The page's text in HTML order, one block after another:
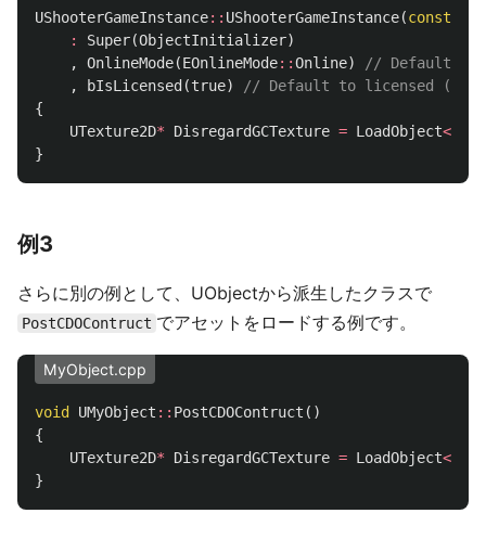
UShooterGameInstance:: UShooterGameInstance(const
:
Super(ObjectInitializer)
,
OnlineMode(EOnlineMode::Online)
// Default to
,
bIsLicensed (true)
// Default to licensed
{
UTexture2D* DisregardGCTexture = LoadObject<
}
例3
さらに別の例として、UObjectから派生したクラスで
PostCDOContruct でアセットをロードする例です。
MyObject.cpp
void UMyObject :: PostCDOContruct ()
{
UTexture2D* DisregardGCTexture = LoadObject<
}